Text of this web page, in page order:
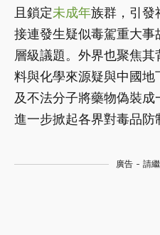
且鎖定未成年族群，引發
接連發生疑似毒駕重大
層級議題。外界也聚焦
料與化學來源疑與中國
及不法分子將藥物偽裝成
進一步掀起各界對毒品防
廣告 - 請